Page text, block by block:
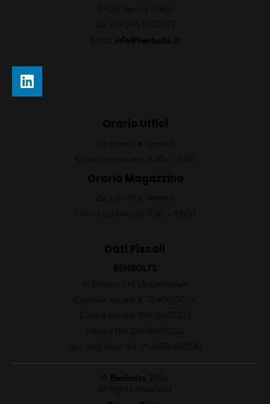
37135 Verona (Italy)
info@benbolts.it
Orario Uffici
da Lunedì a Venerdì
Orario Magazzino
da Lunedì a Venerdì
Dati Fiscali
BENBOLTS
Partita IVA 01676680232
Iscr. Reg. Impr. VR nº 01676680232
Benbolts